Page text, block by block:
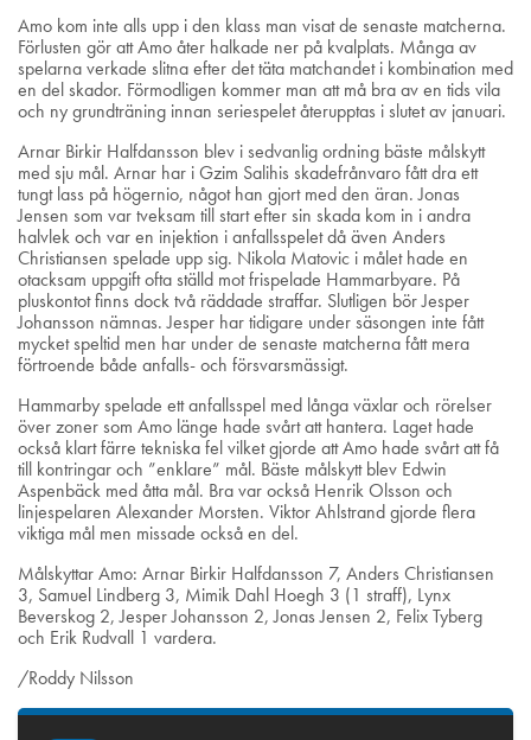
Amo kom inte alls upp i den klass man visat de senaste matcherna.
Förlusten gör att Amo åter halkade ner på kvalplats. Många av
spelarna verkade slitna efter det täta matchandet i kombination med
en del skador. Förmodligen kommer man att må bra av en tids vila
och ny grundträning innan seriespelet återupptas i slutet av januari.
Arnar Birkir Halfdansson blev i sedvanlig ordning bäste målskytt
med sju mål. Arnar har i Gzim Salihis skadefrånvaro fått dra ett
tungt lass på högernio, något han gjort med den äran. Jonas
Jensen som var tveksam till start efter sin skada kom in i andra
halvlek och var en injektion i anfallsspelet då även Anders
Christiansen spelade upp sig. Nikola Matovic i målet hade en
otacksam uppgift ofta ställd mot frispelade Hammarbyare. På
pluskontot finns dock två räddade straffar. Slutligen bör Jesper
Johansson nämnas. Jesper har tidigare under säsongen inte fått
mycket speltid men har under de senaste matcherna fått mera
förtroende både anfalls- och försvarsmässigt.
Hammarby spelade ett anfallsspel med långa växlar och rörelser
över zoner som Amo länge hade svårt att hantera. Laget hade
också klart färre tekniska fel vilket gjorde att Amo hade svårt att få
till kontringar och ”enklare” mål. Bäste målskytt blev Edwin
Aspenbäck med åtta mål. Bra var också Henrik Olsson och
linjespelaren Alexander Morsten. Viktor Ahlstrand gjorde flera
viktiga mål men missade också en del.
Målskyttar Amo: Arnar Birkir Halfdansson 7, Anders Christiansen
3, Samuel Lindberg 3, Mimik Dahl Hoegh 3 (1 straff), Lynx
Beverskog 2, Jesper Johansson 2, Jonas Jensen 2, Felix Tyberg
och Erik Rudvall 1 vardera.
/Roddy Nilsson